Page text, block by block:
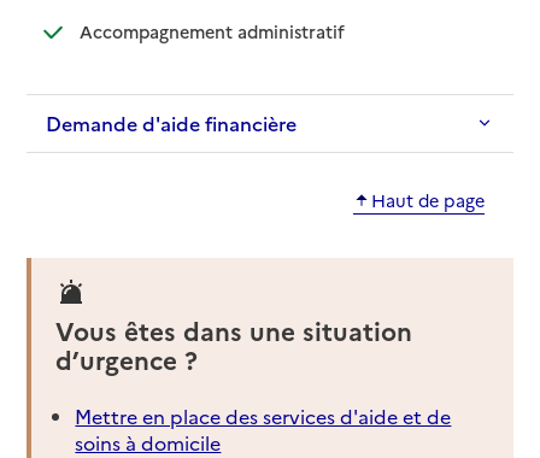
Accompagnement administratif: disponible
: non disponible
Demande d'aide financière
Haut de page
Vous êtes dans une situation
d’urgence ?
Mettre en place des services d'aide et de
soins à domicile